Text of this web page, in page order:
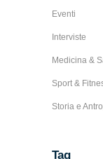
Eventi
Interviste
Medicina &
Sport &
Storia e
Tag